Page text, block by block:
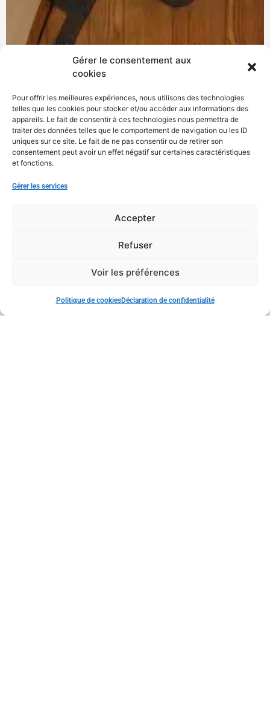
Gérer le consentement aux
cookies
Pour offrir les meilleures expériences, nous utilisons des technologies
telles que les cookies pour stocker et/ou accéder aux informations des
appareils. Le fait de consentir à ces technologies nous permettra de
traiter des données telles que le comportement de navigation ou les ID
uniques sur ce site. Le fait de ne pas consentir ou de retirer son
consentement peut avoir un effet négatif sur certaines caractéristiques
et fonctions.
Gérer les services
Accepter
Refuser
Voir les préférences
Politique de cookiesDéclaration de confidentialité